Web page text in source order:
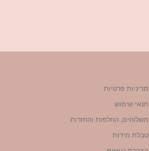
מדיניות פרטיות
תנאי שימוש
משלוחים, החלפות והחזרות
טבלת מידות